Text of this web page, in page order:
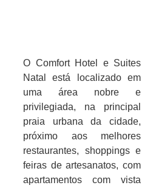
O Comfort Hotel e Suites
Natal está localizado em
uma área nobre e
privilegiada, na principal
praia urbana da cidade,
próximo aos melhores
restaurantes, shoppings e
feiras de artesanatos, com
apartamentos com vista